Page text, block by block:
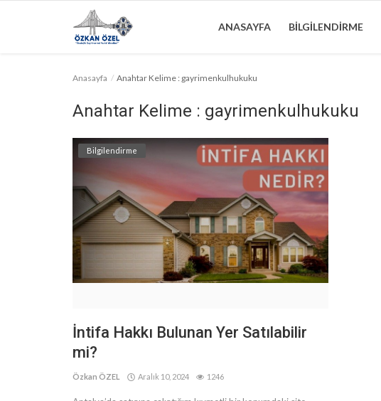
ANASAYFA BILGILENDIRME
Haftalık Bülten
Anasayfa Anahtar Kelime : gayrimenkulhukuku
Anahtar Kelime : gayrimenkulhukuku
Bilgilendirme
İntifa Hakkı Bulunan Yer Satılabilir
mi?
Özkan ÖZEL Aralık 10, 2024 1246